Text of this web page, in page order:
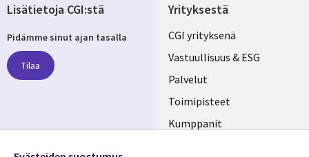
Yrityksestä
Useful
links
FINLAND
CGI yrityksenä
Vastuullisuus & ESG
Palvelut
Toimipisteet
Kumppanit
Lisätietoja CGI:stä
Pidämme sinut ajan tasalla
Tilaa